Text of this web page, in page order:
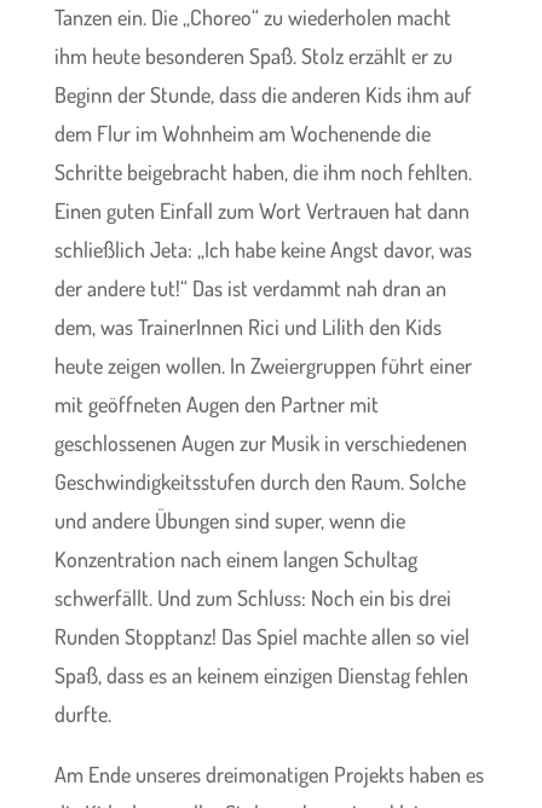
Tanzen ein. Die „Choreo“ zu wiederholen macht
ihm heute besonderen Spaß. Stolz erzählt er zu
Beginn der Stunde, dass die anderen Kids ihm auf
dem Flur im Wohnheim am Wochenende die
Schritte beigebracht haben, die ihm noch fehlten.
Einen guten Einfall zum Wort Vertrauen hat dann
schließlich Jeta: „Ich habe keine Angst davor, was
der andere tut!“ Das ist verdammt nah dran an
dem, was TrainerInnen Rici und Lilith den Kids
heute zeigen wollen. In Zweiergruppen führt einer
mit geöffneten Augen den Partner mit
geschlossenen Augen zur Musik in verschiedenen
Geschwindigkeitsstufen durch den Raum. Solche
und andere Übungen sind super, wenn die
Konzentration nach einem langen Schultag
schwerfällt. Und zum Schluss: Noch ein bis drei
Runden Stopptanz! Das Spiel machte allen so viel
Spaß, dass es an keinem einzigen Dienstag fehlen
durfte.
Am Ende unseres dreimonatigen Projekts haben es